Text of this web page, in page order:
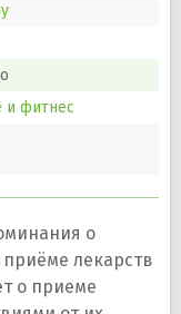
и фитнес
о
лекарств
о приеме